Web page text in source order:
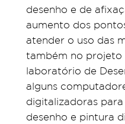
desenho e de
aumento dos
atender o uso das
também no projeto
laboratório de
alguns
digitalizadoras
desenho e pintura